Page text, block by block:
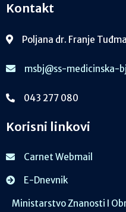
Kontakt
Poljana dr. Franje
msbj@ss-medicinska-
043 277 080
Korisni linkovi
Carnet Webmail
E-Dnevnik
Ministarstvo Znanosti I